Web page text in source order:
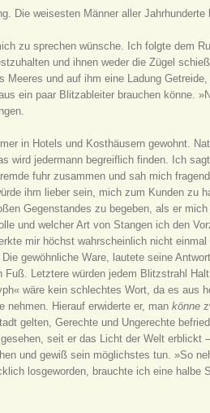
Die weisesten Männer aller
zu sprechen wünsche. Ich folgte dem
und ihnen weder die Zügel
und auf ihm eine Ladung
ein paar Blitzableiter brauchen könne.
in Hotels und Kosthäusern gewohnt.
wird jedermann begreiflich finden. Ich
fuhr zusammen und sah mich
ihm lieber sein, mich zum Kunden zu
Gegenstandes zu begeben, als er
und welcher Art von Stangen ich den
mir höchst wahrscheinlich nicht
gewöhnliche Ware, lautete seine
Letztere würden jedem Blitzstrahl
wäre kein schlechtes Wort, da es aus
nehmen. Hierauf erwiderte er, man könne
gelten, Gerechte und Ungerechte
seit er das Licht der Welt erblickt
und gewiß sein möglichstes tun. »So
losgeworden, brauchte ich eine